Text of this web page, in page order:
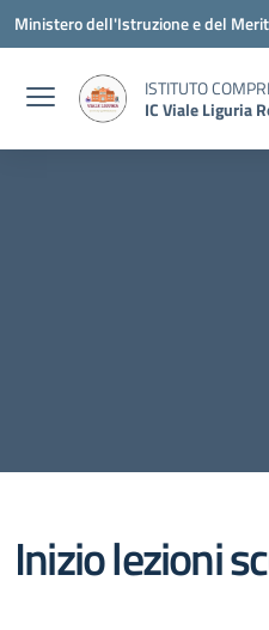
Vai ai contenuti
Vai al menu di navigazione
Vai al footer
Ministero dell'Istruzione e del
ISTITUTO
IC Viale Liguria
Inizio lezioni